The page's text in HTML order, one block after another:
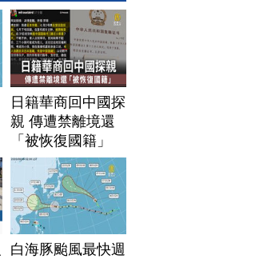
日籍華商回中國探
親 傳遭禁離境還
「被恢復國籍」
白海豚颱風最快週